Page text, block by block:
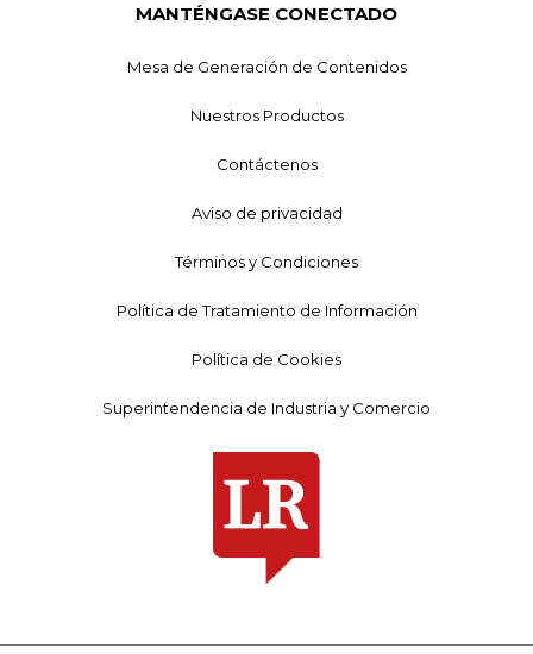
MANTÉNGASE CONECTADO
Mesa de Generación de Contenidos
Nuestros Productos
Contáctenos
Aviso de privacidad
Términos y Condiciones
Política de Tratamiento de Información
Política de Cookies
Superintendencia de Industria y Comercio